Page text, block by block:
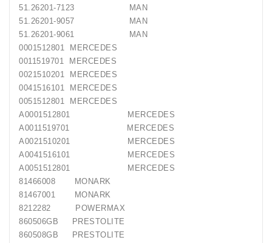
51.26201-7123 MAN
51.26201-9057 MAN
51.26201-9061 MAN
0001512801 MERCEDES
0011519701 MERCEDES
0021510201 MERCEDES
0041516101 MERCEDES
0051512801 MERCEDES
A0001512801 MERCEDES
A0011519701 MERCEDES
A0021510201 MERCEDES
A0041516101 MERCEDES
A0051512801 MERCEDES
81466008 MONARK
81467001 MONARK
8212282 POWERMAX
860506GB PRESTOLITE
860508GB PRESTOLITE